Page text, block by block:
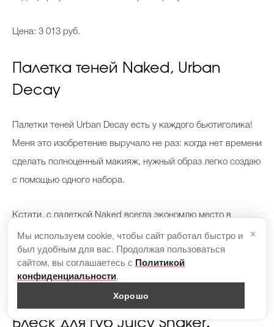
Цена: 3 013 руб.
Палетка теней Naked, Urban
Decay
Палетки теней Urban Decay есть у каждого бьютиголика!
Меня это изобретение выручало не раз: когда нет времени
сделать полноценный макияж, нужный образ легко создаю
с помощью одного набора.
Кстати, с палеткой Naked всегда экономлю место в
багаже. Ее достаточно, чтобы в отпуске делать и дневной,
и вечерний макияжи.
Блеск для губ Juicy Shaker,
Мы используем cookie, чтобы сайт работал быстро и
был удобным для вас. Продолжая пользоваться
сайтом, вы соглашаетесь с Политикой
конфиденциальности.
Хорошо
×